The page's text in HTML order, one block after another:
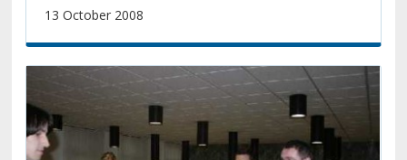
13 October 2008